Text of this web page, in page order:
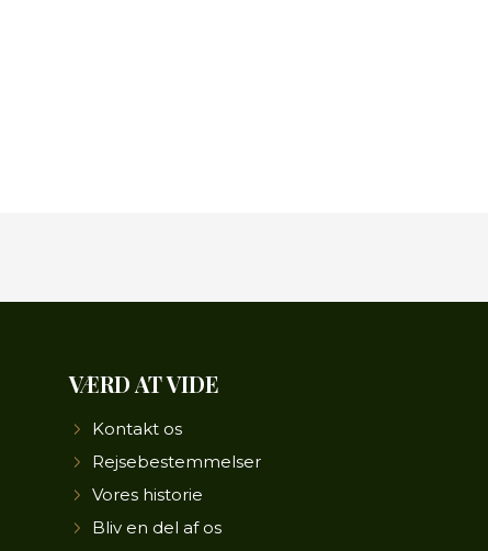
VÆRD AT VIDE
Kontakt os
Rejsebestemmelser
Vores historie
Bliv en del af os